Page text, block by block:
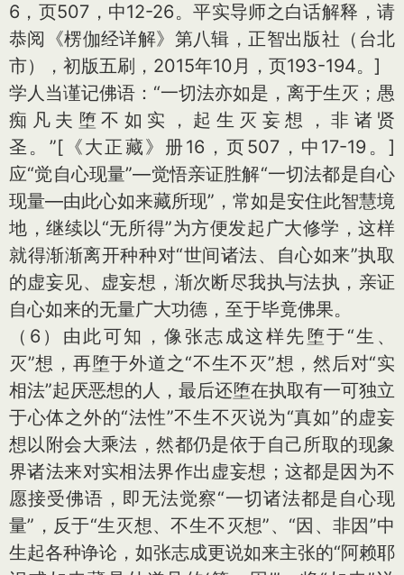
6，页507，中12-26。平实导师之白话解释，请
恭阅《楞伽经详解》第八辑，正智出版社（台北
市），初版五刷，2015年10月，页193-194。]
学人当谨记佛语：“一切法亦如是，离于生灭；愚
痴凡夫堕不如实，起生灭妄想，非诸贤
圣。”[《大正藏》册16，页507，中17-19。]
应“觉自心现量”—觉悟亲证胜解“一切法都是自心
现量—由此心如来藏所现”，常如是安住此智慧境
地，继续以“无所得”为方便发起广大修学，这样
就得渐渐离开种种对“世间诸法、自心如来”执取
的虚妄见、虚妄想，渐次断尽我执与法执，亲证
自心如来的无量广大功德，至于毕竟佛果。
（6）由此可知，像张志成这样先堕于“生、
灭”想，再堕于外道之“不生不灭”想，然后对“实
相法”起厌恶想的人，最后还堕在执取有一可独立
于心体之外的“法性”不生不灭说为“真如”的虚妄
想以附会大乘法，然都仍是依于自己所取的现象
界诸法来对实相法界作出虚妄想；这都是因为不
愿接受佛语，即无法觉察“一切诸法都是自心现
量”，反于“生灭想、不生不灭想”、“因、非因”中
生起各种诤论，如张志成更说如来主张的“阿赖耶